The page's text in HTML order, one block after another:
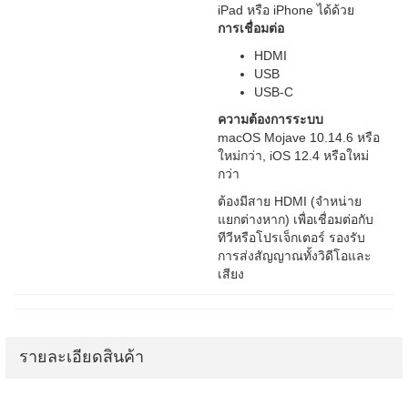
iPad หรือ iPhone ได้ด้วย
การเชื่อมต่อ
HDMI
USB
USB-C
ความต้องการระบบ
macOS Mojave 10.14.6 หรือ
ใหม่กว่า, iOS 12.4 หรือใหม่
กว่า
ต้องมีสาย HDMI (จำหน่าย
แยกต่างหาก) เพื่อเชื่อมต่อกับ
ทีวีหรือโปรเจ็กเตอร์ รองรับ
การส่งสัญญาณทั้งวิดีโอและ
เสียง
รายละเอียดสินค้า